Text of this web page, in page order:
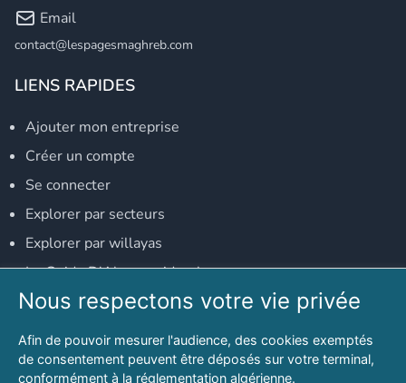
Email
contact@lespagesmaghreb.com
LIENS RAPIDES
Ajouter mon entreprise
Créer un compte
Se connecter
Explorer par secteurs
Explorer par willayas
Le Guide D'Alger, guide-alger.com
NOS RÉSEAUX SOCIAUX
Notre page Facebook
Nous respectons votre vie privée
Afin de pouvoir mesurer l'audience, des cookies exemptés
de consentement peuvent être déposés sur votre terminal,
conformément à la réglementation algérienne.